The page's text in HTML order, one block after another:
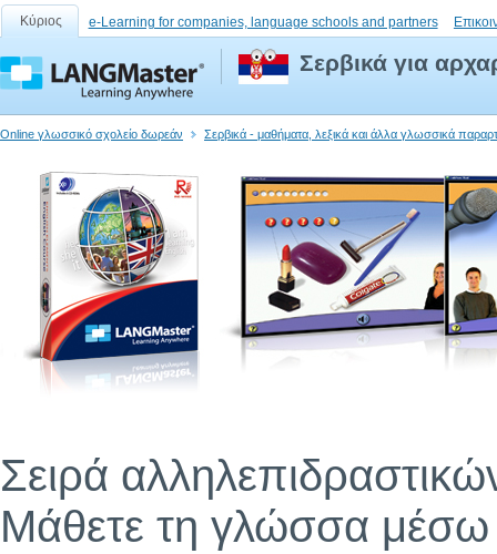
Κύριος e-Learning for companies, language schools and partners
Σερβικά για
Online γλωσσικό σχολείο δωρεάν Σερβικά - μαθήματα, λεξικά και άλλα γλωσσικά
Σειρά
Μάθετε τη γλώσσα μέσω